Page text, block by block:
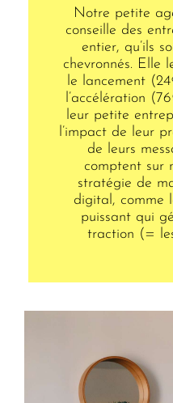
Notre petite
conseille des
entier, qu’ils
chevronnés. Elle
le lancement
l’accélération
leur petite
l’impact de leur
de leurs
comptent sur
stratégie de
digital, comme
puissant qui
traction (=